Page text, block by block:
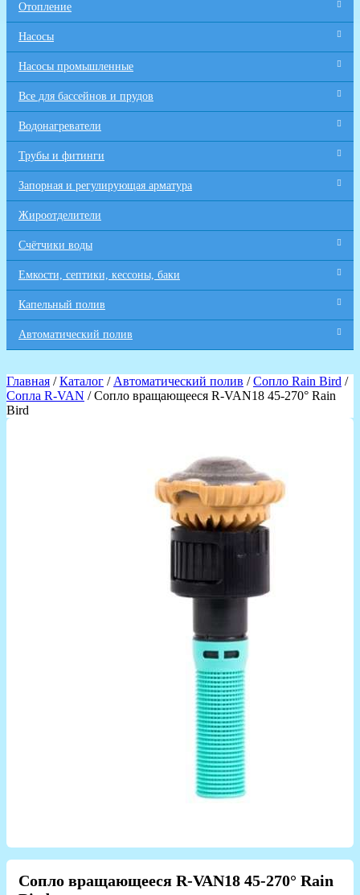
Отопление
Насосы
Насосы промышленные
Все для бaссейнов и прудов
Водонагреватели
Трубы и фитинги
Запорная и регулирующая арматура
Жироотделители
Счётчики воды
Емкости, септики, кессоны, баки
Капельный полив
Автоматический полив
Главная /Каталог / Автоматический полив /Сопло Rain Bird /
Сопла R-VAN / Сопло вращающееся R-VAN18 45-270° Rain
Bird
Сопло вращающееся R-VAN18 45-270° Rain